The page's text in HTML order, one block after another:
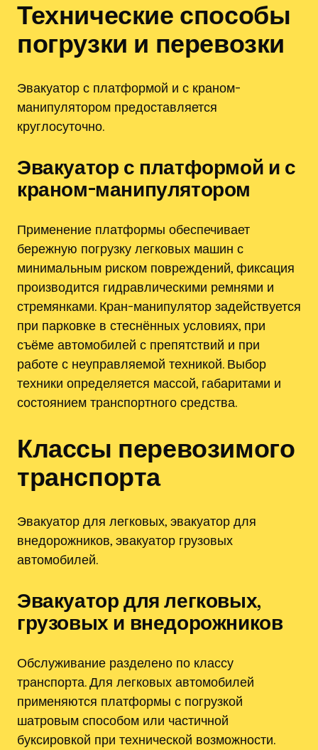
Технические способы
погрузки и перевозки
Эвакуатор с платформой и с краном-
манипулятором предоставляется
круглосуточно.
Эвакуатор с платформой и с
краном-манипулятором
Применение платформы обеспечивает
бережную погрузку легковых машин с
минимальным риском повреждений, фиксация
производится гидравлическими ремнями и
стремянками. Кран-манипулятор задействуется
при парковке в стеснённых условиях, при
съёме автомобилей с препятствий и при
работе с неуправляемой техникой. Выбор
техники определяется массой, габаритами и
состоянием транспортного средства.
Классы перевозимого
транспорта
Эвакуатор для легковых, эвакуатор для
внедорожников, эвакуатор грузовых
автомобилей.
Эвакуатор для легковых,
грузовых и внедорожников
Обслуживание разделено по классу
транспорта. Для легковых автомобилей
применяются платформы с погрузкой
шатровым способом или частичной
буксировкой при технической возможности.